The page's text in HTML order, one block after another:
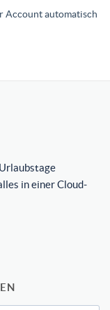
Account automatisch
in einer Cloud-